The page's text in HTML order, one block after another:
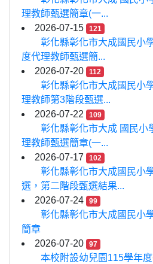
理教師甄選簡章(一...
2026-07-15
121
彰化縣彰化市大成國民小
度代理教師甄選簡...
2026-07-20
112
彰化縣彰化市大成國民小
理教師第3階段甄選...
2026-07-22
109
彰化縣彰化市大成 國民小
理教師甄選簡章(一...
2026-07-17
102
彰化縣彰化市大成國民小
選，第二階段甄選結果...
2026-07-24
99
彰化縣彰化市大成國民小
簡章
2026-07-20
97
本校附設幼兒園115學年